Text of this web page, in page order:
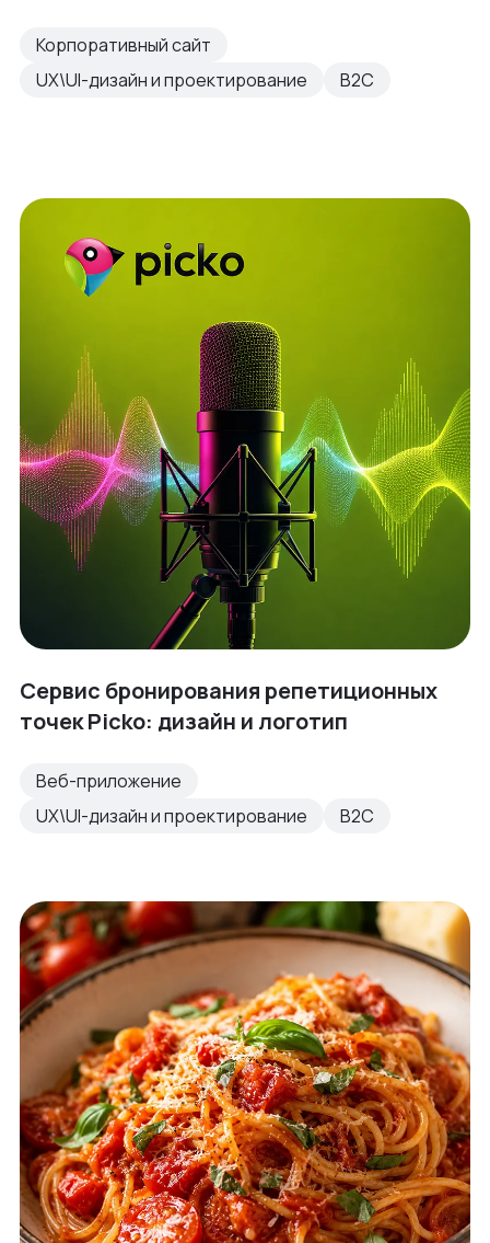
Корпоративный сайт
UX\UI-дизайн и проектирование
B2C
Сервис бронирования репетиционных
точек Picko: дизайн и логотип
Веб-приложение
UX\UI-дизайн и проектирование
B2C